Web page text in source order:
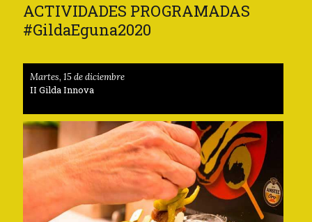
ACTIVIDADES PROGRAMADAS
#GildaEguna2020
Martes, 15 de diciembre
II Gilda Innova